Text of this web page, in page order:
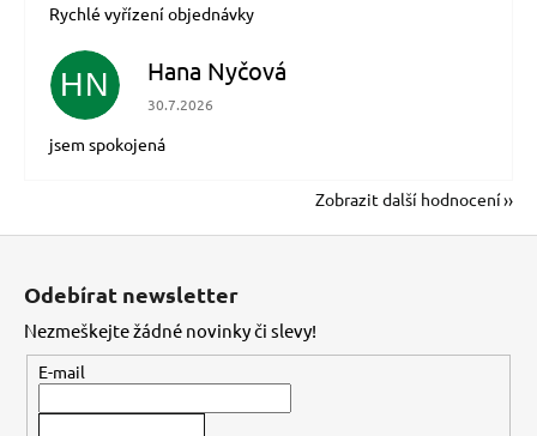
Rychlé vyřízení objednávky
HN Hana Nyčová
Hodnocení obchodu je 5 z 5 hvězdiček.
30.7.2026
jsem spokojená
Zobrazit další hodnocení
Odebírat newsletter
Nezmeškejte žádné novinky či slevy!
E-mail